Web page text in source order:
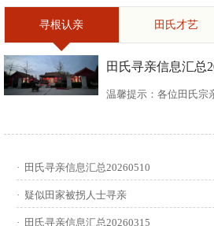
寻根认亲 田氏才艺
田氏寻亲信息汇总
温馨提示：各位田氏宗
讳，迁居前字辈和迁居
迁居地，因何原因迁居
· 田氏寻亲信息汇总20260510
· 疑似田家被拐人士寻亲
· 田氏寻亲信息汇总20260315